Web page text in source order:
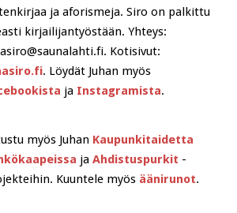
ja aforismeja. Siro on palkittu
kirjailijantyöstään. Yhteys:
Kotisivut:
. Löydät Juhan myös
ja Instagramista.
myös Juhan Kaupunkitaidetta
ja Ahdistuspurkit -
Kuuntele myös äänirunot.